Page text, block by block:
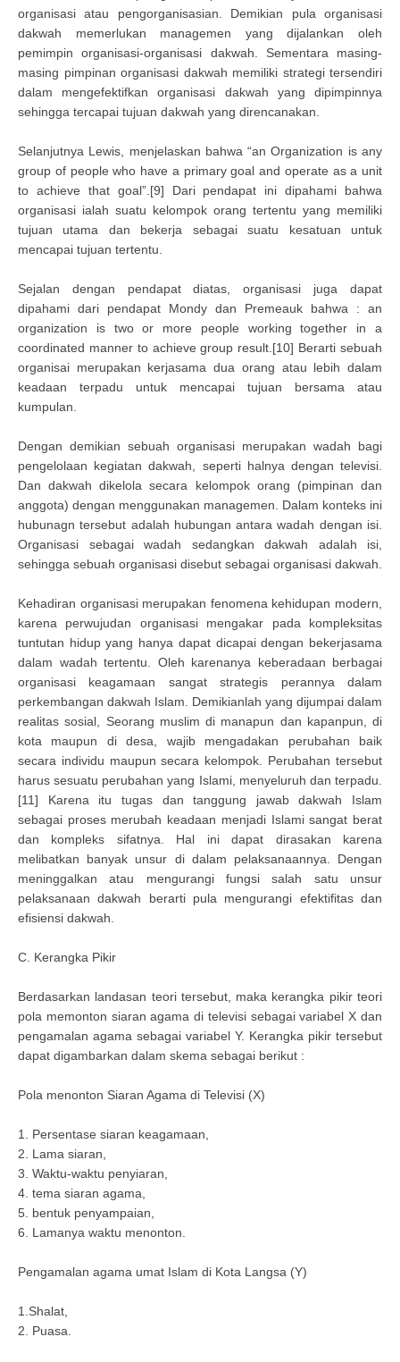
organisasi atau pengorganisasian. Demikian pula organisasi
dakwah memerlukan managemen yang dijalankan oleh
pemimpin organisasi-organisasi dakwah. Sementara masing-
masing pimpinan organisasi dakwah memiliki strategi tersendiri
dalam mengefektifkan organisasi dakwah yang dipimpinnya
sehingga tercapai tujuan dakwah yang direncanakan.
Selanjutnya Lewis, menjelaskan bahwa “an Organization is any
group of people who have a primary goal and operate as a unit
to achieve that goal”.[9] Dari pendapat ini dipahami bahwa
organisasi ialah suatu kelompok orang tertentu yang memiliki
tujuan utama dan bekerja sebagai suatu kesatuan untuk
mencapai tujuan tertentu.
Sejalan dengan pendapat diatas, organisasi juga dapat
dipahami dari pendapat Mondy dan Premeauk bahwa : an
organization is two or more people working together in a
coordinated manner to achieve group result.[10] Berarti sebuah
organisai merupakan kerjasama dua orang atau lebih dalam
keadaan terpadu untuk mencapai tujuan bersama atau
kumpulan.
Dengan demikian sebuah organisasi merupakan wadah bagi
pengelolaan kegiatan dakwah, seperti halnya dengan televisi.
Dan dakwah dikelola secara kelompok orang (pimpinan dan
anggota) dengan menggunakan managemen. Dalam konteks ini
hubunagn tersebut adalah hubungan antara wadah dengan isi.
Organisasi sebagai wadah sedangkan dakwah adalah isi,
sehingga sebuah organisasi disebut sebagai organisasi dakwah.
Kehadiran organisasi merupakan fenomena kehidupan modern,
karena perwujudan organisasi mengakar pada kompleksitas
tuntutan hidup yang hanya dapat dicapai dengan bekerjasama
dalam wadah tertentu. Oleh karenanya keberadaan berbagai
organisasi keagamaan sangat strategis perannya dalam
perkembangan dakwah Islam. Demikianlah yang dijumpai dalam
realitas sosial, Seorang muslim di manapun dan kapanpun, di
kota maupun di desa, wajib mengadakan perubahan baik
secara individu maupun secara kelompok. Perubahan tersebut
harus sesuatu perubahan yang Islami, menyeluruh dan terpadu.
[11] Karena itu tugas dan tanggung jawab dakwah Islam
sebagai proses merubah keadaan menjadi Islami sangat berat
dan kompleks sifatnya. Hal ini dapat dirasakan karena
melibatkan banyak unsur di dalam pelaksanaannya. Dengan
meninggalkan atau mengurangi fungsi salah satu unsur
pelaksanaan dakwah berarti pula mengurangi efektifitas dan
efisiensi dakwah.
C. Kerangka Pikir
Berdasarkan landasan teori tersebut, maka kerangka pikir teori
pola memonton siaran agama di televisi sebagai variabel X dan
pengamalan agama sebagai variabel Y. Kerangka pikir tersebut
dapat digambarkan dalam skema sebagai berikut :
Pola menonton Siaran Agama di Televisi (X)
1. Persentase siaran keagamaan,
2. Lama siaran,
3. Waktu-waktu penyiaran,
4. tema siaran agama,
5. bentuk penyampaian,
6. Lamanya waktu menonton.
Pengamalan agama umat Islam di Kota Langsa (Y)
1.Shalat,
2. Puasa.